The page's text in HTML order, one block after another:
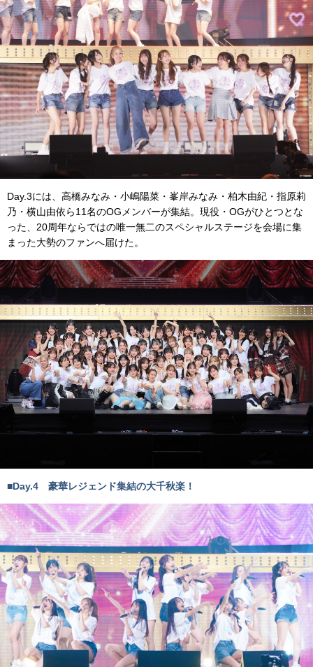
Day.3には、高橋みなみ・小嶋陽菜・峯岸みなみ・柏木由紀・指原莉
乃・横山由依ら11名のOGメンバーが集結。現役・OGがひとつとな
った、20周年ならではの唯一無二のスペシャルステージを会場に集
まった大勢のファンへ届けた。
■Day.4 豪華レジェンド集結の大千秋楽！